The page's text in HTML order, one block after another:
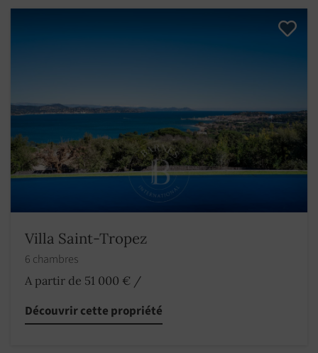
Villa Saint-Tropez
6 chambres
A partir de 51 000 € /
Découvrir cette propriété